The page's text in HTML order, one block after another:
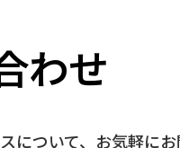
わせ
について、お気軽にお